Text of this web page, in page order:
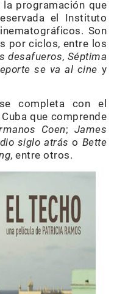
programación que
el Instituto
Son
por ciclos, entre los
desafueros, Séptima
se va al cine y
completa con el
que comprende
Coen; James
siglo atrás o Bette
, entre otros.